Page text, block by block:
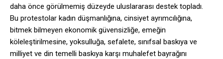
daha önce görülmemiş düzeyde uluslararası destek topladı.
Bu protestolar kadın düşmanlığına, cinsiyet ayrımcılığına,
bitmek bilmeyen ekonomik güvensizliğe, emeğin
köleleştirilmesine, yoksulluğa, sefalete, sınıfsal baskıya ve
milliyet ve din temelli baskıya karşı muhalefet bayrağını